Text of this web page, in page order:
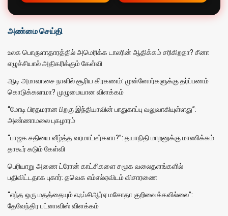
அண்மை செய்தி
உலக பொருளாதாரத்தில் அமெரிக்க டாலரின் ஆதிக்கம் சரிகிறதா? சீனா
எழுச்சியால் அதிகரிக்கும் கேள்வி
ஆடி அமாவாசை நாளில் சூரிய கிரகணம்: முன்னோர்களுக்கு தர்ப்பணம்
கொடுக்கலாமா? முழுமையான விளக்கம்
“மோடி பிரதமரான பிறகு இந்தியாவின் பாதுகாப்பு வலுவாகியுள்ளது”:
அண்ணாமலை புகழாரம்
“பாஜக சதியை வீழ்த்த வரமாட்டீர்களா?”: தயாநிதி மாறனுக்கு மாணிக்கம்
தாகூர் கடும் கேள்வி
பெரியாறு அணை ட்ரோன் காட்சிகளை சமூக வலைதளங்களில்
பதிவிட்டதாக புகார்: தவெக எம்எல்ஏவிடம் விசாரணை
“எந்த ஒரு மதத்தையும் எஃப்சிஆர்ஏ மசோதா குறிவைக்கவில்லை”:
தேவேந்திர பட்னாவிஸ் விளக்கம்